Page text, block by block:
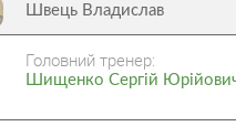
Швець Владислав
Головний тренер:
Шищенко Сергій